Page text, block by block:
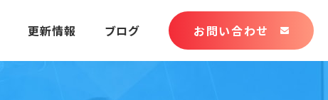
更新情報 ブログ お問い合わせ